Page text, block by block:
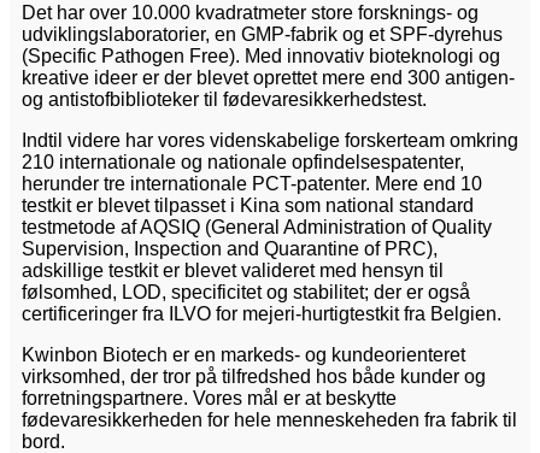
Det har over 10.000 kvadratmeter store forsknings- og
udviklingslaboratorier, en GMP-fabrik og et SPF-dyrehus
(Specific Pathogen Free). Med innovativ bioteknologi og
kreative ideer er der blevet oprettet mere end 300 antigen-
og antistofbiblioteker til fødevaresikkerhedstest.
Indtil videre har vores videnskabelige forskerteam omkring
210 internationale og nationale opfindelsespatenter,
herunder tre internationale PCT-patenter. Mere end 10
testkit er blevet tilpasset i Kina som national standard
testmetode af AQSIQ (General Administration of Quality
Supervision, Inspection and Quarantine of PRC),
adskillige testkit er blevet valideret med hensyn til
følsomhed, LOD, specificitet og stabilitet; der er også
certificeringer fra ILVO for mejeri-hurtigtestkit fra Belgien.
Kwinbon Biotech er en markeds- og kundeorienteret
virksomhed, der tror på tilfredshed hos både kunder og
forretningspartnere. Vores mål er at beskytte
fødevaresikkerheden for hele menneskeheden fra fabrik til
bord.